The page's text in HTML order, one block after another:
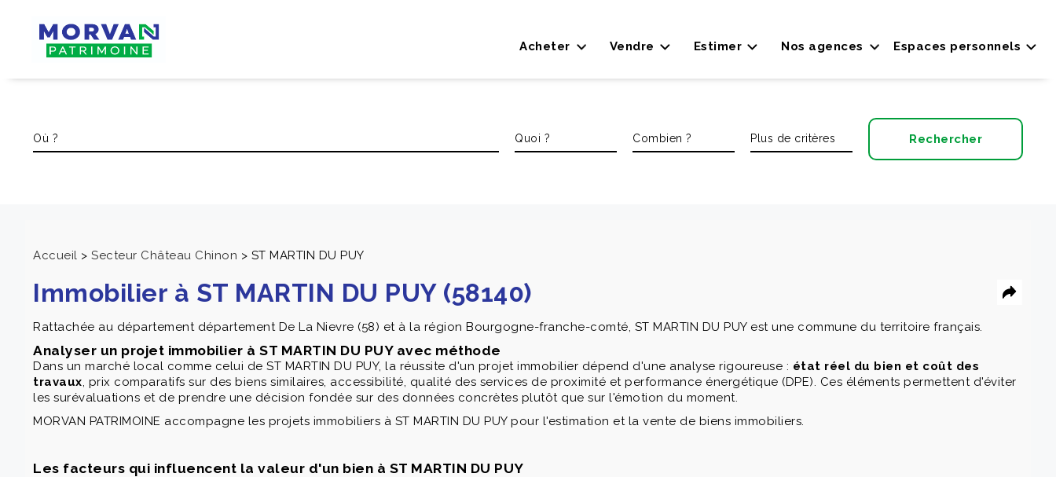
Espaces personnels
Acheter Vendre Estimer Nos agences
Accueil > Secteur Château Chinon > ST MARTIN DU PUY
Immobilier à ST MARTIN DU PUY (58140)
Rattachée au département département De La Nievre (58) et à la région Bourgogne-franche-comté, ST MARTIN DU PUY est une commune du territoire français.
Analyser un projet immobilier à ST MARTIN DU PUY avec méthode
Dans un marché local comme celui de ST MARTIN DU PUY, la réussite d'un projet immobilier dépend d'une analyse rigoureuse : état réel du bien et coût des
travaux, prix comparatifs sur des biens similaires, accessibilité, qualité des services de proximité et performance énergétique (DPE). Ces éléments permettent d'éviter
les surévaluations et de prendre une décision fondée sur des données concrètes plutôt que sur l'émotion du moment.
MORVAN PATRIMOINE accompagne les projets immobiliers à ST MARTIN DU PUY pour l'estimation et la vente de biens immobiliers.
Les facteurs qui influencent la valeur d'un bien à ST MARTIN DU PUY